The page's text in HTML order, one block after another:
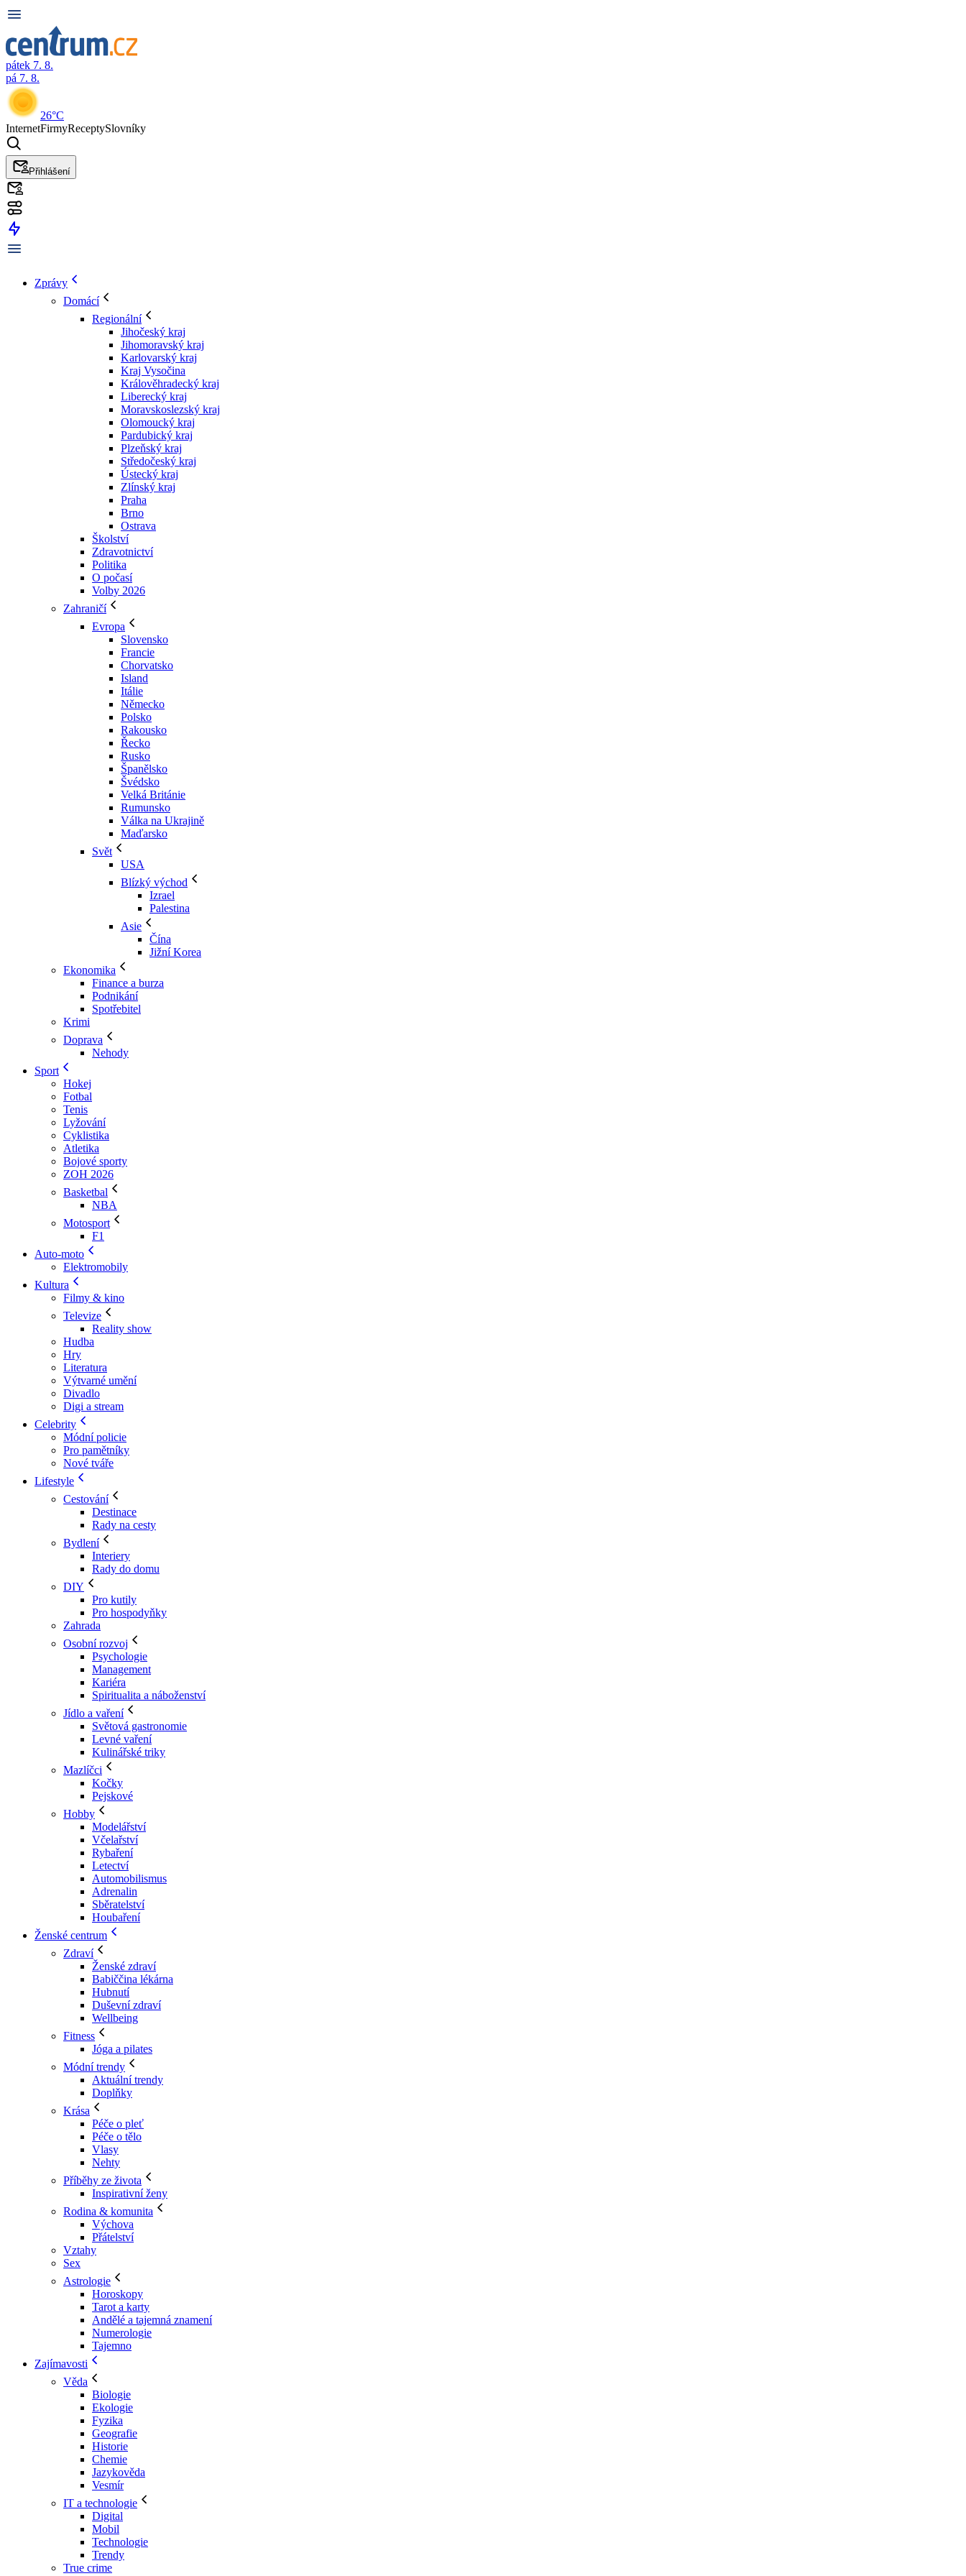
pátek 7. 8.
pá 7. 8.
26°C
InternetFirmyReceptySlovníky
Přihlášení
Zprávy
Domácí
Regionální
Jihočeský kraj
Jihomoravský kraj
Karlovarský kraj
Kraj Vysočina
Králověhradecký kraj
Liberecký kraj
Moravskoslezský kraj
Olomoucký kraj
Pardubický kraj
Plzeňský kraj
Středočeský kraj
Ústecký kraj
Zlínský kraj
Praha
Brno
Ostrava
Školství
Zdravotnictví
Politika
O počasí
Volby 2026
Zahraničí
Evropa
Slovensko
Francie
Chorvatsko
Island
Itálie
Německo
Polsko
Rakousko
Řecko
Rusko
Španělsko
Švédsko
Velká Británie
Rumunsko
Válka na Ukrajině
Maďarsko
Svět
USA
Blízký východ
Izrael
Palestina
Asie
Čína
Jižní Korea
Ekonomika
Finance a burza
Podnikání
Spotřebitel
Krimi
Doprava
Nehody
Sport
Hokej
Fotbal
Tenis
Lyžování
Cyklistika
Atletika
Bojové sporty
ZOH 2026
Basketbal
NBA
Motosport
F1
Auto-moto
Elektromobily
Kultura
Filmy & kino
Televize
Reality show
Hudba
Hry
Literatura
Výtvarné umění
Divadlo
Digi a stream
Celebrity
Módní policie
Pro pamětníky
Nové tváře
Lifestyle
Cestování
Destinace
Rady na cesty
Bydlení
Interiery
Rady do domu
DIY
Pro kutily
Pro hospodyňky
Zahrada
Osobní rozvoj
Psychologie
Management
Kariéra
Spiritualita a náboženství
Jídlo a vaření
Světová gastronomie
Levné vaření
Kulinářské triky
Mazlíčci
Kočky
Pejskové
Hobby
Modelářství
Včelařství
Rybaření
Letectví
Automobilismus
Adrenalin
Sběratelství
Houbaření
Ženské centrum
Zdraví
Ženské zdraví
Babiččina lékárna
Hubnutí
Duševní zdraví
Wellbeing
Fitness
Jóga a pilates
Módní trendy
Aktuální trendy
Doplňky
Krása
Péče o pleť
Péče o tělo
Vlasy
Nehty
Příběhy ze života
Inspirativní ženy
Rodina & komunita
Výchova
Přátelství
Vztahy
Sex
Astrologie
Horoskopy
Tarot a karty
Andělé a tajemná znamení
Numerologie
Tajemno
Zajímavosti
Věda
Biologie
Ekologie
Fyzika
Geografie
Historie
Chemie
Jazykověda
Vesmír
IT a technologie
Digital
Mobil
Technologie
Trendy
True crime